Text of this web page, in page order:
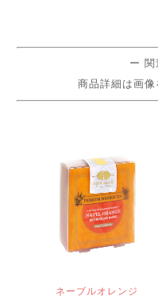
ー 関
商品詳細は画像
ネーブルオレンジ